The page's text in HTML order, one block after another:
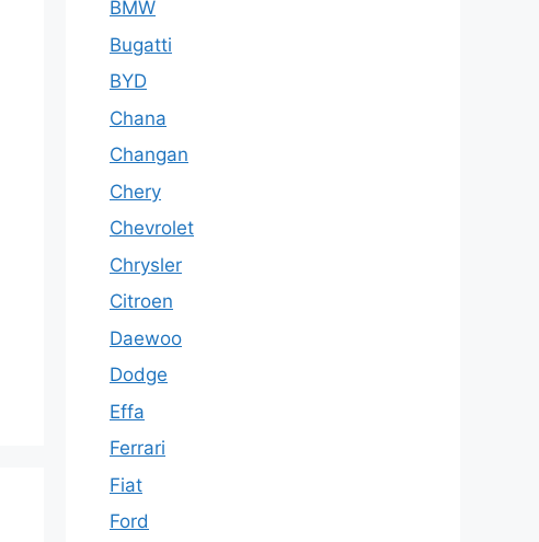
BMW
Bugatti
BYD
Chana
Changan
Chery
Chevrolet
Chrysler
Citroen
Daewoo
Dodge
Effa
Ferrari
Fiat
Ford